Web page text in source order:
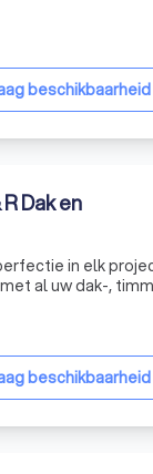
beschikbaarheid
Dak en
in elk
al uw dak-,
beschikbaarheid